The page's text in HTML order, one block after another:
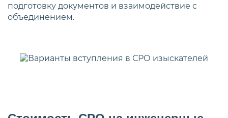
подготовку документов и взаимодействие с
объединением.